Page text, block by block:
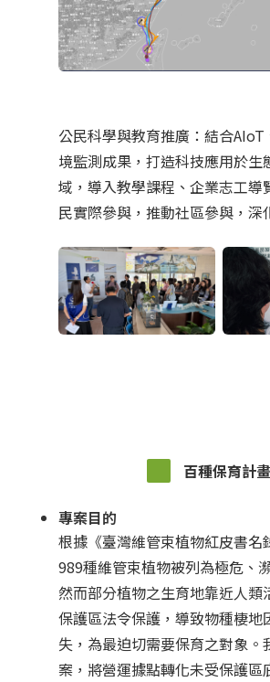
公民科學與教育推廣：結合
境監測成果，打造科技應用於生
域，導入教學課程、企業志工導
民實際參與，推動社區參與，深
百種保育計畫
專案目的
根據《臺灣維管束植物紅皮書名
989種維管束植物被列為極危、
然而部分植物之生育地靠近人類
保護區法令保護，導致物種棲地
失，為最迫切需要保育之對象。
案，將營運據點轉化未受保護區